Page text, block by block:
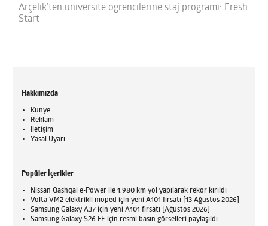
Arçelik’ten üniversite öğrencilerine staj programı: Fresh
Start
Hakkımızda
Künye
Reklam
İletişim
Yasal Uyarı
Popüler İçerikler
Nissan Qashqai e-Power ile 1.980 km yol yapılarak rekor kırıldı
Volta VM2 elektrikli moped için yeni A101 fırsatı [13 Ağustos 2026]
Samsung Galaxy A37 için yeni A101 fırsatı [Ağustos 2026]
Samsung Galaxy S26 FE için resmi basın görselleri paylaşıldı